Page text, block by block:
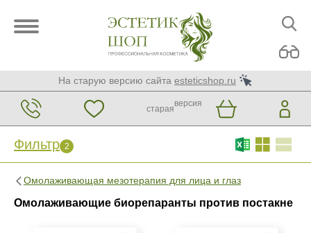
На старую версию сайта esteticshop.ru
старая
версия
Фильтр 2
Омолаживающая мезотерапия для лица и глаз
Омолаживающие биорепаранты против постакне
Фильтр 2 Сброс